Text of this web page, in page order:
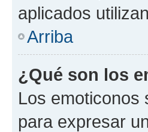
aplicados
Arriba
¿Qué son los
Los emoticonos
para expresar